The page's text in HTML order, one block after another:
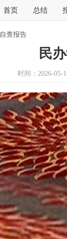
首页 总结
自查报告
民
时间：2026-05-